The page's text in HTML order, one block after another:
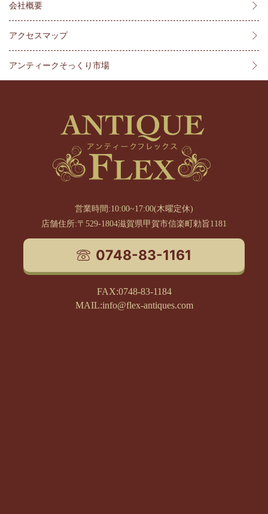
会社概要
アクセスマップ
アンティークそっくり市場
営業時間:10:00~17:00(木曜定休)
店舗住所:〒529-1804滋賀県甲賀市信楽町勅旨1181
0748-83-1161
FAX:0748-83-1184
MAIL:info@flex-antiques.com